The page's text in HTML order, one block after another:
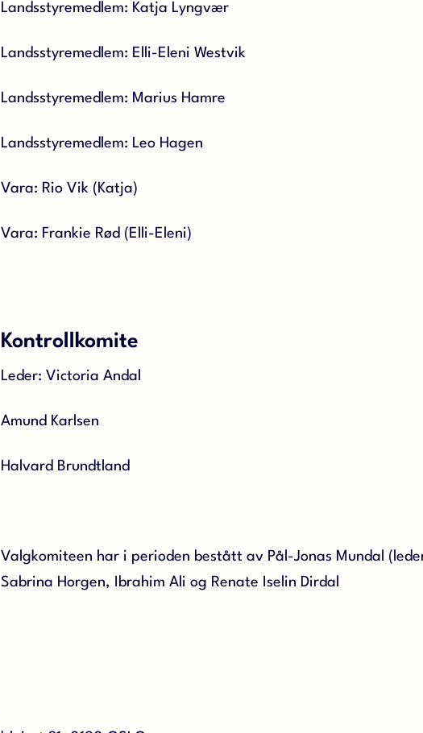
Landsstyremedlem: Katja Lyngvær
Landsstyremedlem: Elli-Eleni Westvik
Landsstyremedlem: Marius Hamre
Landsstyremedlem: Leo Hagen
Vara: Rio Vik (Katja)
Vara: Frankie Rød (Elli-Eleni)
Kontrollkomite
Leder: Victoria Andal
Amund Karlsen
Halvard Brundtland
Valgkomiteen har i perioden bestått av Pål-Jonas Mundal
Sabrina Horgen, Ibrahim Ali og Renate Iselin Dirdal